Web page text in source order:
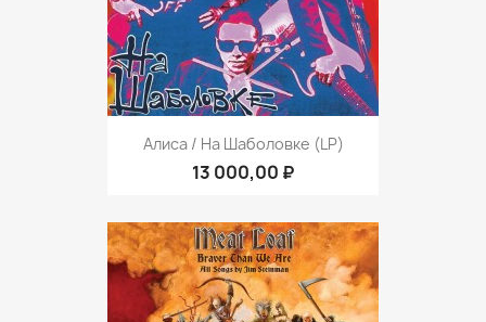
Алиса / На Шаболовке (LP)
13 000,00 ₽